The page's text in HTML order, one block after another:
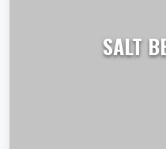
SALT